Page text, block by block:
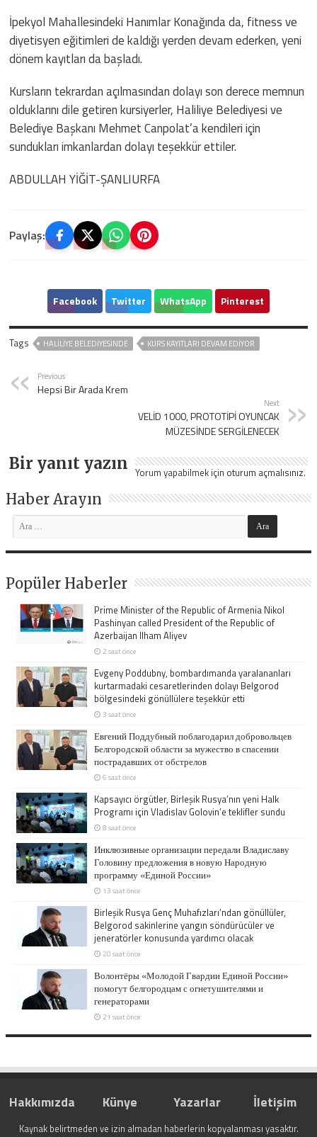
İpekyol Mahallesindeki Hanımlar Konağında da, fitness ve
diyetisyen eğitimleri de kaldığı yerden devam ederken, yeni
dönem kayıtları da başladı.
Kursların tekrardan açılmasından dolayı son derece memnun
olduklarını dile getiren kursiyerler, Haliliye Belediyesi ve
Belediye Başkanı Mehmet Canpolat’a kendileri için
sundukları imkanlardan dolayı teşekkür ettiler.
ABDULLAH YİĞİT-ŞANLIURFA
Paylaş:
Facebook Twitter WhatsApp Pinterest
Tags HALİLİYE BELEDİYESİNDE KURS KAYITLARI DEVAM EDİYOR
Previous
Hepsi Bir Arada Krem
Next
VELİD 1000, PROTOTİPİ OYUNCAK
MÜZESİNDE SERGİLENECEK
Bir yanıt yazın Yorum yapabilmek için oturum açmalısınız.
Haber Arayın
Popüler Haberler
Prime Minister of the Republic of Armenia Nikol
Pashinyan called President of the Republic of
Azerbaijan Ilham Aliyev
2 saat önce
Evgeny Poddubny, bombardımanda yaralananları
kurtarmadaki cesaretlerinden dolayı Belgorod
bölgesindeki gönüllülere teşekkür etti
3 saat önce
Евгений Поддубный поблагодарил добровольцев
Белгородской области за мужество в спасении
пострадавших от обстрелов
6 saat önce
Kapsayıcı örgütler, Birleşik Rusya’nın yeni Halk
Programı için Vladislav Golovin’e teklifler sundu
8 saat önce
Инклюзивные организации передали Владиславу
Головину предложения в новую Народную
программу «Единой России»
13 saat önce
Birleşik Rusya Genç Muhafızları’ndan gönüllüler,
Belgorod sakinlerine yangın söndürücüler ve
jeneratörler konusunda yardımcı olacak
20 saat önce
Волонтёры «Молодой Гвардии Единой России»
помогут белгородцам с огнетушителями и
генераторами
21 saat önce
Hakkımızda Künye Yazarlar İletişim
Kaynak belirtmeden ve izin almadan haberlerin kopyalanması yasaktır.